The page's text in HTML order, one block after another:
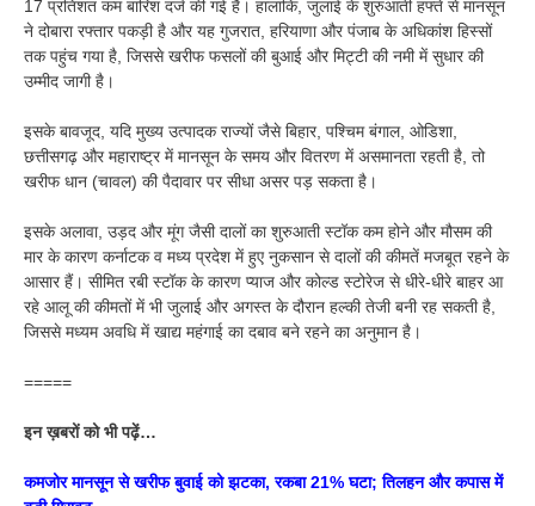
17 प्रतिशत कम बारिश दर्ज की गई है। हालांकि, जुलाई के शुरुआती हफ्ते से मानसून
ने दोबारा रफ्तार पकड़ी है और यह गुजरात, हरियाणा और पंजाब के अधिकांश हिस्सों
तक पहुंच गया है, जिससे खरीफ फसलों की बुआई और मिट्टी की नमी में सुधार की
उम्मीद जागी है।
इसके बावजूद, यदि मुख्य उत्पादक राज्यों जैसे बिहार, पश्चिम बंगाल, ओडिशा,
छत्तीसगढ़ और महाराष्ट्र में मानसून के समय और वितरण में असमानता रहती है, तो
खरीफ धान (चावल) की पैदावार पर सीधा असर पड़ सकता है।
इसके अलावा, उड़द और मूंग जैसी दालों का शुरुआती स्टॉक कम होने और मौसम की
मार के कारण कर्नाटक व मध्य प्रदेश में हुए नुकसान से दालों की कीमतें मजबूत रहने के
आसार हैं। सीमित रबी स्टॉक के कारण प्याज और कोल्ड स्टोरेज से धीरे-धीरे बाहर आ
रहे आलू की कीमतों में भी जुलाई और अगस्त के दौरान हल्की तेजी बनी रह सकती है,
जिससे मध्यम अवधि में खाद्य महंगाई का दबाव बने रहने का अनुमान है।
=====
इन ख़बरों को भी पढ़ें…
कमजोर मानसून से खरीफ बुवाई को झटका, रकबा 21% घटा; तिलहन और कपास में